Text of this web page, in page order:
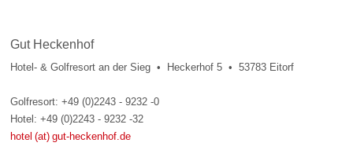
Gut Heckenhof
Hotel- & Golfresort an der Sieg • Heckerhof 5 • 53783 Eitorf
Golfresort: +49 (0)2243 - 9232 -0
Hotel: +49 (0)2243 - 9232 -32
hotel (at) gut-heckenhof.de